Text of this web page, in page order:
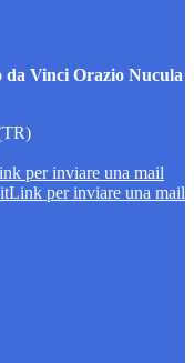
da Vinci Orazio Nucula
per inviare una mail
Link per inviare una mail